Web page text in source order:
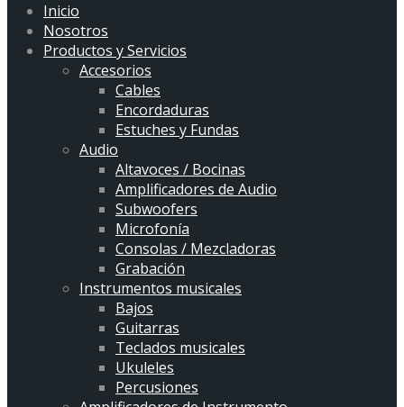
Inicio
Nosotros
Productos y Servicios
Accesorios
Cables
Encordaduras
Estuches y Fundas
Audio
Altavoces / Bocinas
Amplificadores de Audio
Subwoofers
Microfonía
Consolas / Mezcladoras
Grabación
Instrumentos musicales
Bajos
Guitarras
Teclados musicales
Ukuleles
Percusiones